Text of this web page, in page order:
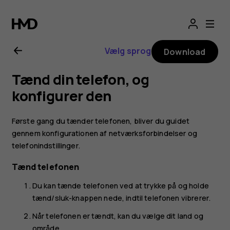
Brugervejledning
til
Nokia
2.1
Vælg sprog Download
Tænd din telefon, og
konfigurer den
Første gang du tænder telefonen, bliver du guidet
gennem konfigurationen af netværksforbindelser og
telefonindstillinger.
Tænd telefonen
Du kan tænde telefonen ved at trykke på og holde
tænd/sluk-knappen nede, indtil telefonen vibrerer.
Når telefonen er tændt, kan du vælge dit land og